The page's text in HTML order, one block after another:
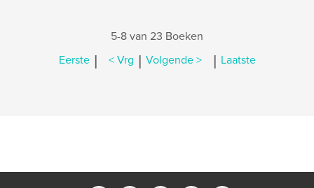
5-8 van 23 Boeken
Eerste | < Vrg | Volgende > | Laatste